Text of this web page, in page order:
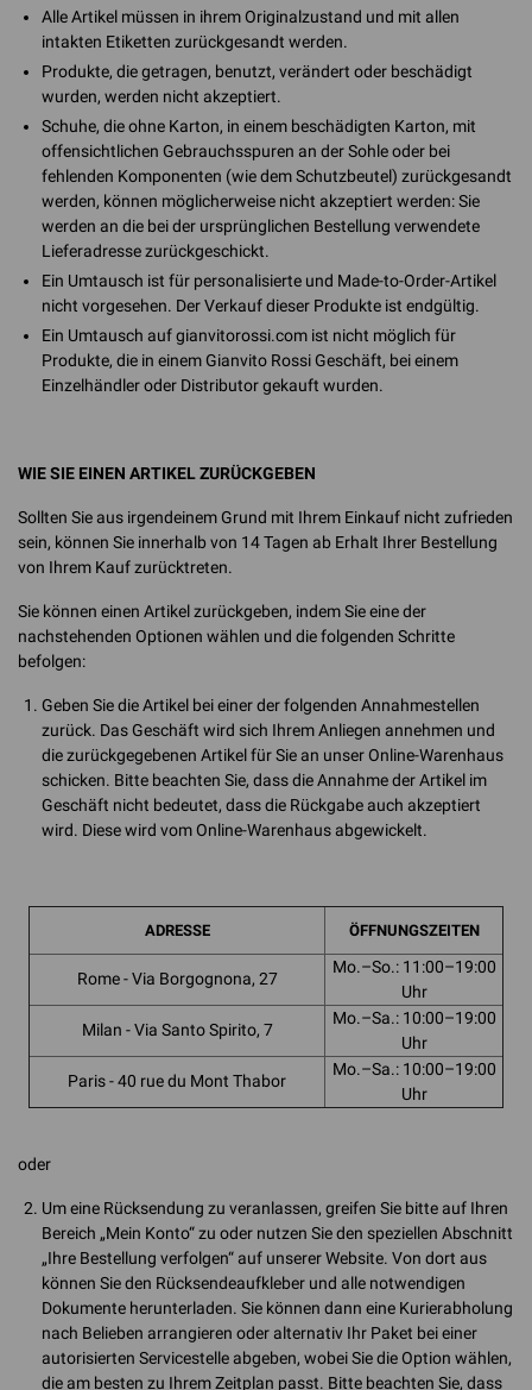
Alle Artikel müssen in ihrem Originalzustand und mit allen
intakten Etiketten zurückgesandt werden.
Produkte, die getragen, benutzt, verändert oder beschädigt
wurden, werden nicht akzeptiert.
Schuhe, die ohne Karton, in einem beschädigten Karton, mit
offensichtlichen Gebrauchsspuren an der Sohle oder bei
fehlenden Komponenten (wie dem Schutzbeutel) zurückgesandt
werden, können möglicherweise nicht akzeptiert werden: Sie
werden an die bei der ursprünglichen Bestellung verwendete
Lieferadresse zurückgeschickt.
Ein Umtausch ist für personalisierte und Made-to-Order-Artikel
nicht vorgesehen. Der Verkauf dieser Produkte ist endgültig.
Ein Umtausch auf gianvitorossi.com ist nicht möglich für
Produkte, die in einem Gianvito Rossi Geschäft, bei einem
Einzelhändler oder Distributor gekauft wurden.
WIE SIE EINEN ARTIKEL ZURÜCKGEBEN
Sollten Sie aus irgendeinem Grund mit Ihrem Einkauf nicht zufrieden
sein, können Sie innerhalb von 14 Tagen ab Erhalt Ihrer Bestellung
von Ihrem Kauf zurücktreten.
Sie können einen Artikel zurückgeben, indem Sie eine der
nachstehenden Optionen wählen und die folgenden Schritte
befolgen:
Geben Sie die Artikel bei einer der folgenden Annahmestellen
zurück. Das Geschäft wird sich Ihrem Anliegen annehmen und
die zurückgegebenen Artikel für Sie an unser Online-Warenhaus
schicken. Bitte beachten Sie, dass die Annahme der Artikel im
Geschäft nicht bedeutet, dass die Rückgabe auch akzeptiert
wird. Diese wird vom Online-Warenhaus abgewickelt.
ADRESSE ÖFFNUNGSZEITEN
Rome - Via Borgognona, 27
Mo.–So.: 11:00–19:00
Uhr
Milan - Via Santo Spirito, 7
Mo.–Sa.: 10:00–19:00
Uhr
Paris - 40 rue du Mont Thabor
Mo.–Sa.: 10:00–19:00
Uhr
oder
Um eine Rücksendung zu veranlassen, greifen Sie bitte auf Ihren
Bereich „Mein Konto“ zu oder nutzen Sie den speziellen Abschnitt
„Ihre Bestellung verfolgen“ auf unserer Website. Von dort aus
können Sie den Rücksendeaufkleber und alle notwendigen
Dokumente herunterladen. Sie können dann eine Kurierabholung
nach Belieben arrangieren oder alternativ Ihr Paket bei einer
autorisierten Servicestelle abgeben, wobei Sie die Option wählen,
die am besten zu Ihrem Zeitplan passt. Bitte beachten Sie, dass